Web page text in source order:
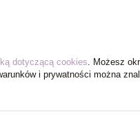
dotyczącą cookies . Możesz
i prywatności można